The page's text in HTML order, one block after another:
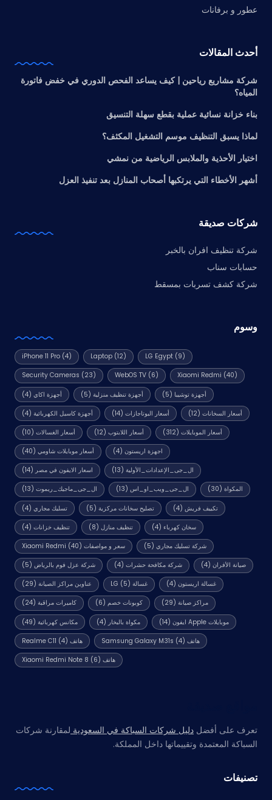
عطور و برفانات
أحدث المقالات
شركة مشاريع رياحين | كيف يساعد الفحص الدوري في خفض فاتورة
المياه؟
بناء خزانة نسائية عملية بقطع سهلة التنسيق
لماذا يسبق التنظيف موسم التشغيل المكثف؟
اختيار الأحذية والملابس الرياضية من نمشي
أشهر الأخطاء التي يرتكبها أصحاب المنازل بعد تنفيذ العزل
شركات صديقة
شركة تنظيف افران بالخبر
حسابات سناب
شركة كشف تسربات بمسقط
وسوم
iPhone 11 Pro (4) Laptop(12) LG Egypt(9)
Security Cameras (23) WebOS TV(6) Xiaomi Redmi (40)
أجهزة اكاي(4) أجهزة تنظيف منزلية (5) أجهزة توشيبا (5)
أجهزة كاسيل الكهربائية(4) أسعار البوتاجازات (14) أسعار السخانات (12)
أسعار الغسالات(10) أسعار اللابتوب (12) أسعار الموبايلات (312)
أسعار موبايلات شاومي(40) اجهزة اريستون (4)
اسعار الايفون في مصر (14) ال_جى_الإعدادات_الأولية (13)
ال_جى_ماجيك_ريموت(13) ال_جى_ويب_او_اس (13) المكواة (30)
تسليك مجاري(4) تصليح سخانات مركزية (5) تكييف فريش (4)
تنظيف خزانات(4) تنظيف منازل (8) سخان كهرباء (4)
سعر و مواصفات Xiaomi Redmi (40) شركة تسليك مجاري (5)
شركة عزل فوم بالرياض(5) شركة مكافحة حشرات (4) صيانة الأفران (4)
عناوين مراكز الصيانة(29) غسالة LG (5) غسالة اريستون (4)
كاميرات مراقبة(24) كوبونات خصم (6) مراكز صيانة (29)
مكانس كهربائية(49) مكواة بالبخار (4) موبايلات Apple ايفون (14)
هاتف Realme C11 (4) هاتف Samsung Galaxy M31s (4)
هاتف Xiaomi Redmi Note 8 (6)
تعرف على أفضل دليل شركات السباكة في السعودية لمقارنة شركات
السباكة المعتمدة وتقييماتها داخل المملكة.
تصنيفات